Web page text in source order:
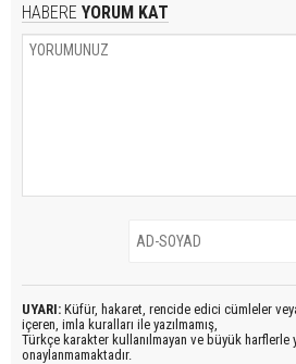
HABERE YORUM KAT
UYARI: Küfür, hakaret, rencide edici cümleler
içeren, imla kuralları ile yazılmamış,
Türkçe karakter kullanılmayan ve büyük harflerle
onaylanmamaktadır.